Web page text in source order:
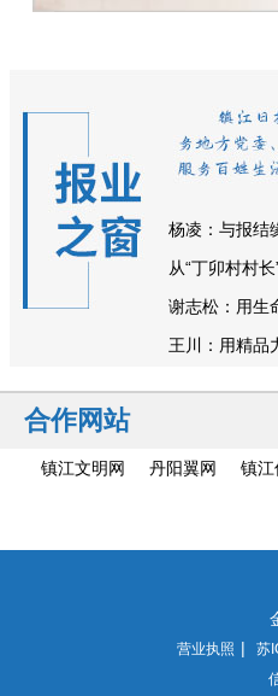
杨凌：与报结
从“丁卯村村
谢志松：用生
王川：用精品
合作网站
镇江文明网 丹阳翼网 镇江
营业执照 | 苏